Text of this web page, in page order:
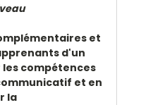
et
d'un
compétences
et en
la